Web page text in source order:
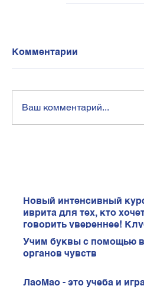
Новый интенсивный
иврита для тех, кто
говорить увереннее!
иврита!
Учим буквы с помощью
органов чувств
ЛаоМао - это учеба и
Комментарии
Ваш комментарий...